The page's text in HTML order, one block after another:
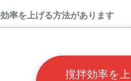
率を上げる方法があります
撹拌効率を